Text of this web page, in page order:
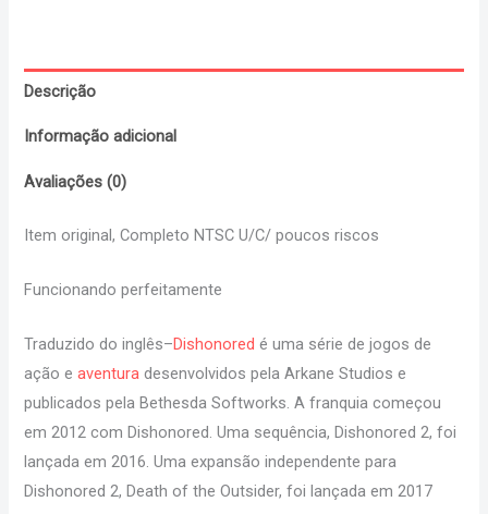
Descrição
Informação adicional
Avaliações (0)
Item original, Completo NTSC U/C/ poucos riscos
Funcionando perfeitamente
Traduzido do inglês–Dishonored é uma série de jogos de
ação e aventura desenvolvidos pela Arkane Studios e
publicados pela Bethesda Softworks. A franquia começou
em 2012 com Dishonored. Uma sequência, Dishonored 2, foi
lançada em 2016. Uma expansão independente para
Dishonored 2, Death of the Outsider, foi lançada em 2017